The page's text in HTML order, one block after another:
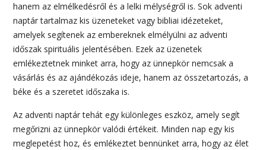
hanem az elmélkedésről és a lelki mélységről is. Sok adventi
naptár tartalmaz kis üzeneteket vagy bibliai idézeteket,
amelyek segítenek az embereknek elmélyülni az adventi
időszak spirituális jelentésében. Ezek az üzenetek
emlékeztetnek minket arra, hogy az ünnepkör nemcsak a
vásárlás és az ajándékozás ideje, hanem az összetartozás, a
béke és a szeretet időszaka is.
Az adventi naptár tehát egy különleges eszköz, amely segít
megőrizni az ünnepkör valódi értékeit. Minden nap egy kis
meglepetést hoz, és emlékeztet bennünket arra, hogy az élet